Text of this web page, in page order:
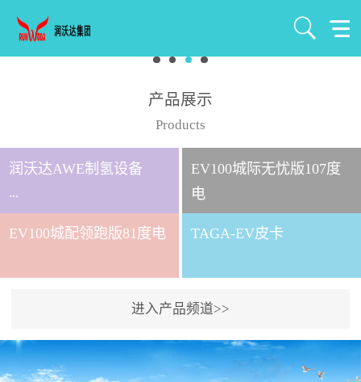
产品展示
Products
润沃达AWE制氢设备
...
司成立于2021年7月，注册
资金1000万元，是北京润
司。 公司主要从事氢气
制、储、加、用的相关技
EV100城际无忧版107度
电
EV100城配领跑版81度电 TAGA-EV皮卡
进入产品频道>>